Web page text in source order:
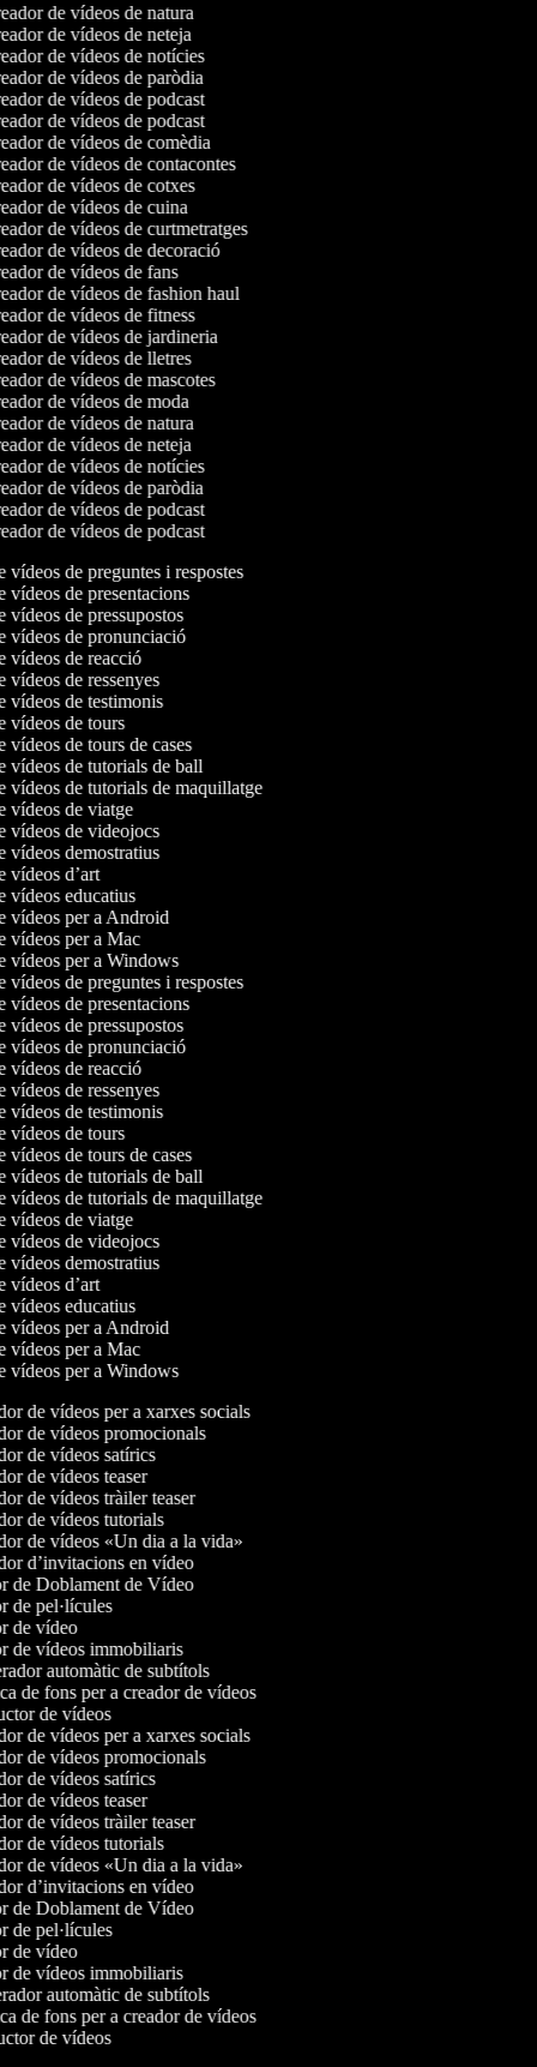
de vídeos de natura
de vídeos de neteja
de vídeos de notícies
de vídeos de paròdia
de vídeos de podcast
de vídeos de podcast
de vídeos de comèdia
de vídeos de contacontes
de vídeos de cotxes
de vídeos de cuina
de vídeos de curtmetratges
de vídeos de decoració
de vídeos de fans
de vídeos de fashion haul
de vídeos de fitness
de vídeos de jardineria
de vídeos de lletres
de vídeos de mascotes
de vídeos de moda
de vídeos de natura
de vídeos de neteja
de vídeos de notícies
de vídeos de paròdia
de vídeos de podcast
de vídeos de podcast
vídeos de preguntes i respostes
vídeos de presentacions
vídeos de pressupostos
vídeos de pronunciació
vídeos de reacció
vídeos de ressenyes
vídeos de testimonis
vídeos de tours
vídeos de tours de cases
vídeos de tutorials de ball
vídeos de tutorials de maquillatge
vídeos de viatge
vídeos de videojocs
vídeos demostratius
vídeos d’art
vídeos educatius
vídeos per a Android
vídeos per a Mac
vídeos per a Windows
vídeos de preguntes i respostes
vídeos de presentacions
vídeos de pressupostos
vídeos de pronunciació
vídeos de reacció
vídeos de ressenyes
vídeos de testimonis
vídeos de tours
vídeos de tours de cases
vídeos de tutorials de ball
vídeos de tutorials de maquillatge
vídeos de viatge
vídeos de videojocs
vídeos demostratius
vídeos d’art
vídeos educatius
vídeos per a Android
vídeos per a Mac
vídeos per a Windows
de vídeos per a xarxes socials
de vídeos promocionals
de vídeos satírics
de vídeos teaser
de vídeos tràiler teaser
de vídeos tutorials
de vídeos «Un dia a la vida»
d’invitacions en vídeo
de Doblament de Vídeo
pel·lícules
de vídeo
de vídeos immobiliaris
automàtic de subtítols
de fons per a creador de vídeos
de vídeos
de vídeos per a xarxes socials
de vídeos promocionals
de vídeos satírics
de vídeos teaser
de vídeos tràiler teaser
de vídeos tutorials
de vídeos «Un dia a la vida»
d’invitacions en vídeo
de Doblament de Vídeo
pel·lícules
de vídeo
de vídeos immobiliaris
automàtic de subtítols
de fons per a creador de vídeos
de vídeos